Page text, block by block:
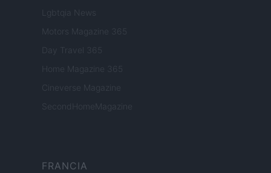
Lgbtqia News
Motors Magazine 365
Day Travel 365
Home Magazine 365
Cineverse Magazine
SecondHomeMagazine
FRANCIA